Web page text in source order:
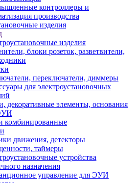
контроллеры и
производства
изделия
изделия
блоки розеток, разветвители,
переключатели, диммеры
для электроустановочных
декоративные элементы, основания
комбинированные
движения, детекторы
таймеры
устройства
назначения
управление для ЭУИ